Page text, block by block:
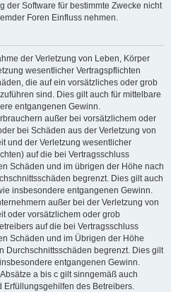
der Software für bestimmte Zwecke nicht
Foren Einfluss nehmen.
der Verletzung von Leben, Körper
wesentlicher Vertragspflichten
die auf ein vorsätzliches oder grob
sind. Dies gilt auch für mittelbare
entgangenen Gewinn.
außer bei vorsätzlichem oder
bei Schäden aus der Verletzung von
und der Verletzung wesentlicher
auf die bei Vertragsschluss
Schäden und im übrigen der Höhe nach
begrenzt. Dies gilt auch
insbesondere entgangenen Gewinn.
außer bei der Verletzung von
oder vorsätzlichem oder grob
auf die bei Vertragsschluss
Schäden und im Übrigen der Höhe
Durchschnittsschäden begrenzt. Dies gilt
entgangenen Gewinn.
a bis c gilt sinngemäß auch
des Betreibers.